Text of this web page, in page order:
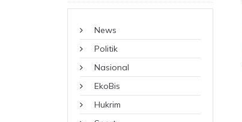
News
Politik
Nasional
EkoBis
Hukrim